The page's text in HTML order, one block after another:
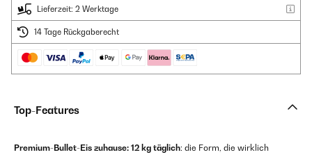
Lieferzeit: 2 Werktage
14 Tage Rückgaberecht
Top-Features
Premium-Bullet-Eis zuhause: 12 kg täglich: die Form, die wirklich